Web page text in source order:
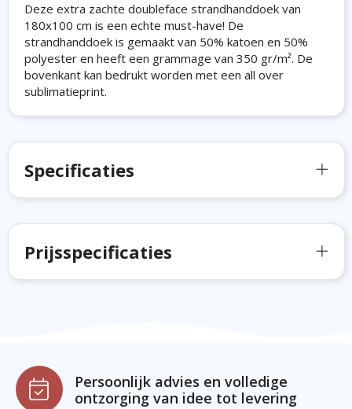
Deze extra zachte doubleface strandhanddoek van
180x100 cm is een echte must-have! De
strandhanddoek is gemaakt van 50% katoen en 50%
polyester en heeft een grammage van 350 gr/m². De
bovenkant kan bedrukt worden met een all over
sublimatieprint.
Specificaties
Prijsspecificaties
Persoonlijk advies en volledige
ontzorging van idee tot levering